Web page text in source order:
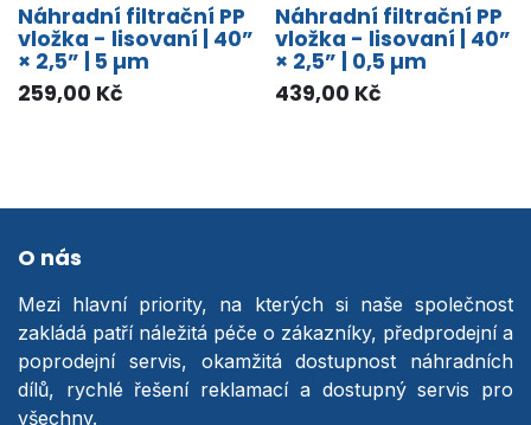
Náhradní filtrační PP
vložka - lisovaní | 40”
× 2,5” | 5 µm
259,00 Kč
Náhradní filtrační PP
vložka - lisovaní | 40”
× 2,5” | 0,5 µm
439,00 Kč
O nás
Mezi hlavní priority, na kterých si naše společnost
zakládá patří náležitá péče o zákazníky, předprodejní a
poprodejní servis, okamžitá dostupnost náhradních
dílů, rychlé řešení reklamací a dostupný servis pro
všechny.